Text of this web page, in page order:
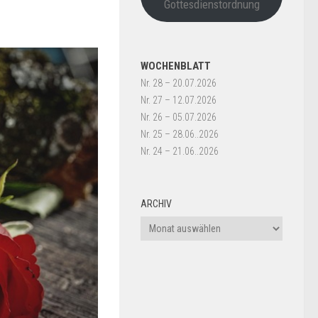
Gottesdienstordnung
WOCHENBLATT
Nr. 28 – 20.07.2026
Nr. 27 – 12.07.2026
Nr. 26 – 05.07.2026
Nr. 25 – 28.06..2026
Nr. 24 – 21.06..2026
ARCHIV
Archiv